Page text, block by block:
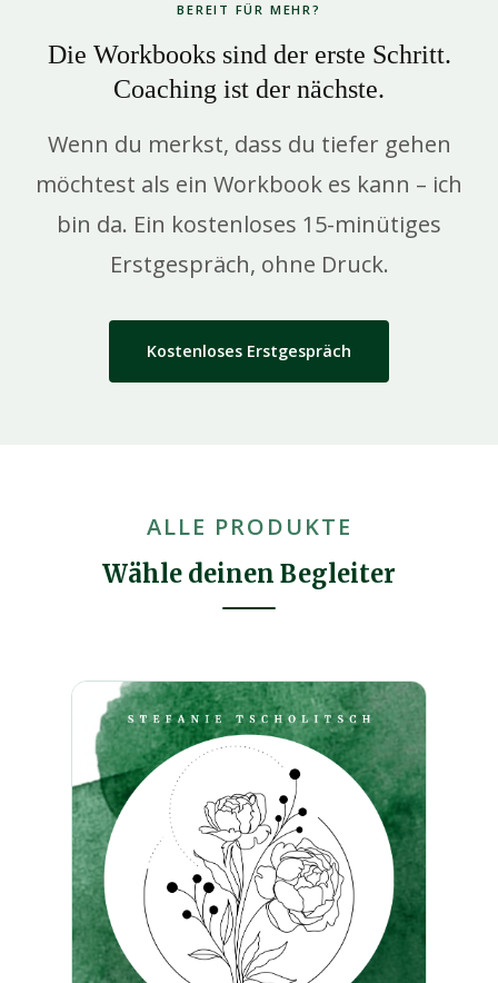
BEREIT FÜR MEHR?
Die Workbooks sind der erste Schritt.
Coaching ist der nächste.
Wenn du merkst, dass du tiefer gehen
möchtest als ein Workbook es kann – ich
bin da. Ein kostenloses 15-minütiges
Erstgespräch, ohne Druck.
Kostenloses Erstgespräch
ALLE PRODUKTE
Wähle deinen Begleiter